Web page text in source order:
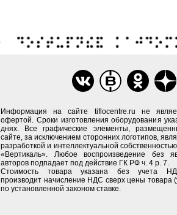
Информация на сайте tiflocentre.ru не
офертой. Сроки изготовления оборудования
днях. Все графические элементы,
сайте, за исключением сторонних логотипов,
разработкой и интеллектуальной
«Вертикаль». Любое воспроизведение без
авторов подпадает под действие ГК РФ ч. 4 р. 7.
Стоимость товара указана без учета
производит начисление НДС сверх цены товара
по установленной законом ставке.